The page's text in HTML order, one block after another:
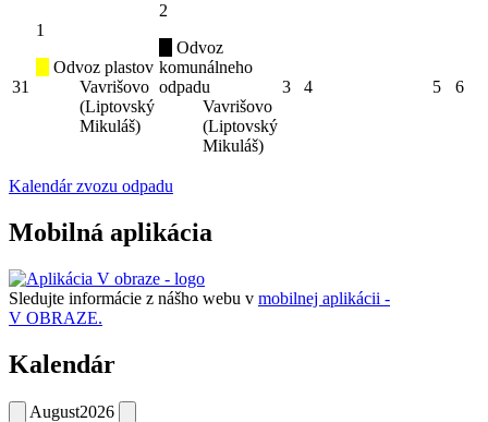
31
1
Odvoz plastov
Vavrišovo
(Liptovský
Mikuláš)
2
Odvoz
komunálneho
odpadu
Vavrišovo
(Liptovský
Mikuláš)
3 4 5 6
Kalendár zvozu odpadu
Mobilná aplikácia
Sledujte informácie z nášho webu v mobilnej aplikácii -
V OBRAZE.
Kalendár
August2026